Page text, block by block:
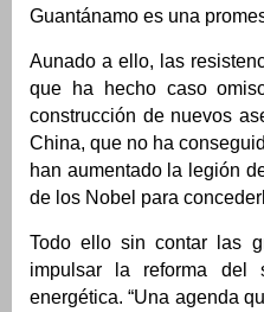
Guantánamo es una
Aunado a ello, las
que ha hecho caso
construcción de nuevos
China, que no ha
han aumentado la legión
de los Nobel para
Todo ello sin contar las
impulsar la reforma del
energética. “Una agenda